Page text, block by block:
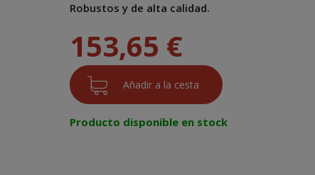
Robustos y de alta calidad.
153,65 €
Producto disponible en stock